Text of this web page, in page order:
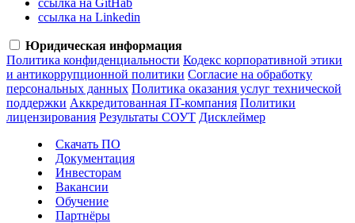
ссылка на GitHab
ссылка на Linkedin
Юридическая информация
Политика конфиденциальности Кодекс корпоративной этики
и антикоррупционной политики Согласие на обработку
персональных данных Политика оказания услуг технической
поддержки Аккредитованная IT-компания Политики
лицензирования Результаты СОУТ Дисклеймер
Скачать ПО
Документация
Инвесторам
Вакансии
Обучение
Партнёры